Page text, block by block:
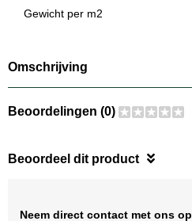
Gewicht per m2
Omschrijving
Beoordelingen (0)
Beoordeel dit product
Neem direct contact met ons op